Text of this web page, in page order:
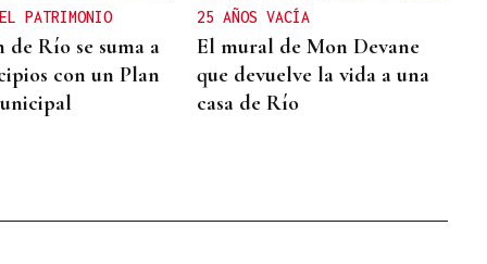
PATRIMONIO
de Río se suma a
con un Plan
25 AÑOS VACÍA
El mural de Mon Devane
que devuelve la vida a una
casa de Río